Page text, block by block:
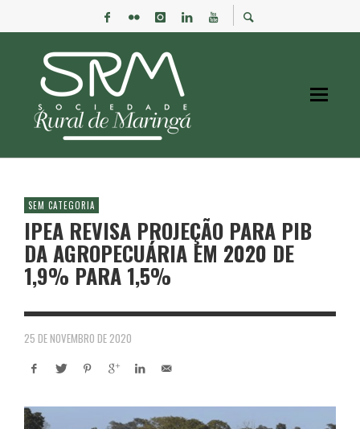
SEM CATEGORIA
IPEA REVISA PROJEÇÃO PARA PIB
DA AGROPECUÁRIA EM 2020 DE
1,9% PARA 1,5%
25 DE NOVEMBRO DE 2020